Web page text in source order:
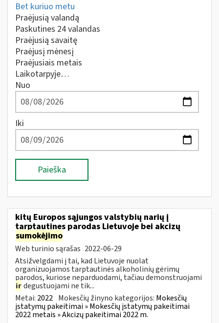
Bet kuriuo metu
Praėjusią valandą
Paskutines 24 valandas
Praėjusią savaitę
Praėjusį mėnesį
Praėjusiais metais
Laikotarpyje…
Nuo
Iki
Paieška
kitų Europos sąjungos valstybių narių į
tarptautines parodas Lietuvoje bei akcizų
sumokėjimo
Web turinio sąrašas 2022-06-29
Atsižvelgdami į tai, kad Lietuvoje nuolat
organizuojamos tarptautinės alkoholinių gėrimų
parodos, kuriose neparduodami, tačiau demonstruojami
irdegustuojami ne tik...
Metai: 2022 Mokesčių žinyno kategorijos: Mokesčių
įstatymų pakeitimai » Mokesčių įstatymų pakeitimai
2022 metais » Akcizų pakeitimai 2022 m.